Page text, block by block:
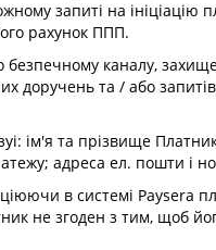
запиті на ініціацію
рахунок ППП.
каналу,
доручень та / або
ім'я та прізвище
адреса ел. пошти і
в системі Paysera
не згоден з тим, щоб